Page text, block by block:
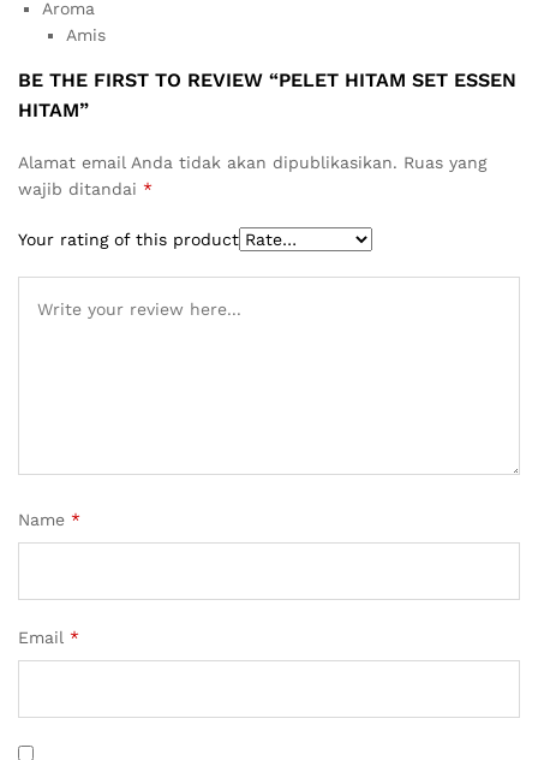
Aroma
Amis
BE THE FIRST TO REVIEW “PELET HITAM SET ESSEN
HITAM”
Alamat email Anda tidak akan dipublikasikan. Ruas yang
wajib ditandai *
Your rating of this product
Name *
Email *